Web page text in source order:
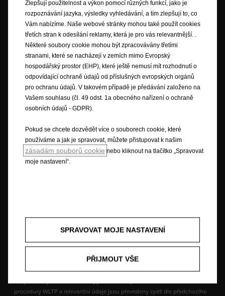
nebo mohou být dostupné pouze za příplatek. Opel si vyhrazuje právo
kdykoliv pozměnit specifikace výrobků. Pro získání specifikací
výrobků platných ve Vaší zemi se obraťte na svého prodejce Opel.
Ilustrace a popisy mohou odkazovat nebo zobrazovat výbavu za
příplatek, která není součástí standardní dodávky. Tyto informace jsou
aktuální k době uveřejnění. Vyhrazujeme si právo provádět změny v
designu i složení výbav. Barvy zde zobrazené jsou pouze přibližné.
Vyobrazená výbava na přání je dostupná za příplatek. Dostupnost,
zemi prodeje vozu. V některých zemích nemusí být některé prvky
dostupné vůbec, v jiných zase jen za příplatek. Přesné a aktuální
informace o našich vozidlech získáte u prodejce vozů Opel.
testů NEDC. Spotřeba paliva a emise CO2se mohou měnit v závislosti na
výbavě vozidla, použitých pneumatikách nebo nákladu. Pro aktuální
** Spotřeba paliva a emise CO2jsou uvedeny dle nové testovací
procedury WLTP a relevantní údaje jsou převedeny zpět dle předchozího
Zlepšují použitelnost a výkon pomocí různých funkcí, jako je
rozpoznávání jazyka, výsledky vyhledávání, a tím zlepšují to, co
Vám nabízíme. Naše webové stránky mohou také použít cookies
třetích stran k odesílání reklamy, která je pro vás relevantnější. .
Některé soubory cookie mohou být zpracovávány třetími
stranami, které se nacházejí v zemích mimo Evropský
hospodářský prostor (EHP), které ještě nemusí mít rozhodnutí o
odpovídající ochraně údajů od příslušných evropských orgánů
pro ochranu údajů. V takovém případě je předávání založeno na
Vašem souhlasu (čl. 49 odst. 1a obecného nařízení o ochraně
osobních údajů - GDPR).
Pokud se chcete dozvědět více o souborech cookie, které
používáme a jak je spravovat, můžete přistupovat k našim
zásadám souborů cookie nebo kliknout na tlačítko „Spravovat
moje nastavení“.
SPRAVOVAT MOJE NASTAVENÍ
PŘIJMOUT VŠE